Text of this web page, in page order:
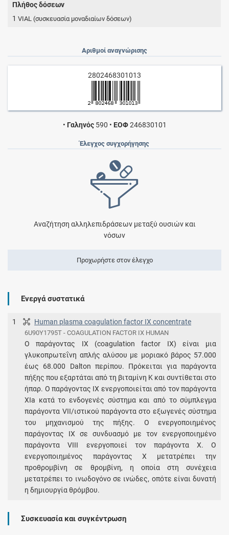
Πλήθος δόσεων
1VIAL (συσκευασία μοναδιαίων δόσεων)
Αριθμοί αναγνώρισης
2802468301013
• Γαληνός590 • ΕΟΦ246830101
Έλεγχος συγχορήγησης
Αναζήτηση αλληλεπιδράσεων μεταξύ ουσιών και
νόσων
Προχωρήστε στον έλεγχο
Ενεργά συστατικά
1 Human plasma coagulation factor IX concentrate
6U90Y1795T - COAGULATION FACTOR IX HUMAN
Ο παράγοντας IX (coagulation factor IX) είναι μια
γλυκοπρωτεΐνη απλής αλύσου με μοριακό βάρος 57.000
έως 68.000 Dalton περίπου. Πρόκειται για παράγοντα
πήξης που εξαρτάται από τη βιταμίνη Κ και συντίθεται στο
ήπαρ. Ο παράγοντας IX ενεργοποιείται από τον παράγοντα
XIa κατά το ενδογενές σύστημα και από το σύμπλεγμα
παράγοντα VII/ιστικού παράγοντα στο εξωγενές σύστημα
του μηχανισμού της πήξης. Ο ενεργοποιημένος
παράγοντας ΙΧ σε συνδυασμό με τον ενεργοποιημένο
παράγοντα VIII ενεργοποιεί τον παράγοντα Χ. Ο
ενεργοποιημένος παράγοντας Χ μετατρέπει την
προθρομβίνη σε θρομβίνη, η οποία στη συνέχεια
μετατρέπει το ινωδογόνο σε ινώδες, οπότε είναι δυνατή
η δημιουργία θρόμβου.
Συσκευασία και συγκέντρωση